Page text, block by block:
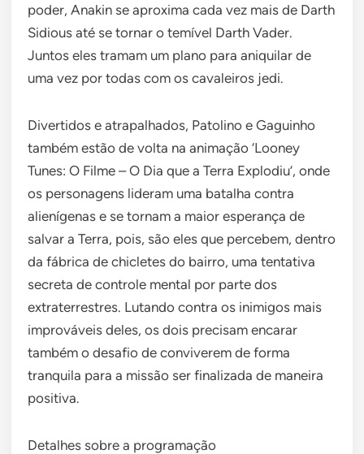
poder, Anakin se aproxima cada vez mais de Darth
Sidious até se tornar o temível Darth Vader.
Juntos eles tramam um plano para aniquilar de
uma vez por todas com os cavaleiros jedi.
Divertidos e atrapalhados, Patolino e Gaguinho
também estão de volta na animação ‘Looney
Tunes: O Filme – O Dia que a Terra Explodiu’, onde
os personagens lideram uma batalha contra
alienígenas e se tornam a maior esperança de
salvar a Terra, pois, são eles que percebem, dentro
da fábrica de chicletes do bairro, uma tentativa
secreta de controle mental por parte dos
extraterrestres. Lutando contra os inimigos mais
improváveis deles, os dois precisam encarar
também o desafio de conviverem de forma
tranquila para a missão ser finalizada de maneira
positiva.
Detalhes sobre a programação